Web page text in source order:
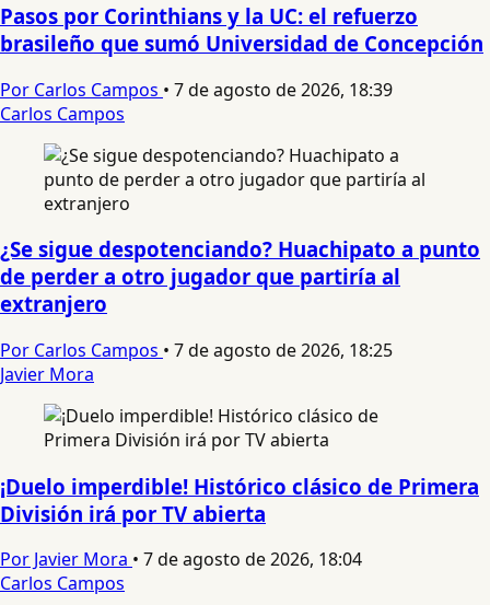
Pasos por Corinthians y la UC: el refuerzo
brasileño que sumó Universidad de Concepción
Por Carlos Campos • 7 de agosto de 2026, 18:39
Carlos Campos
¿Se sigue despotenciando? Huachipato a punto
de perder a otro jugador que partiría al
extranjero
Por Carlos Campos • 7 de agosto de 2026, 18:25
Javier Mora
¡Duelo imperdible! Histórico clásico de Primera
División irá por TV abierta
Por Javier Mora • 7 de agosto de 2026, 18:04
Carlos Campos